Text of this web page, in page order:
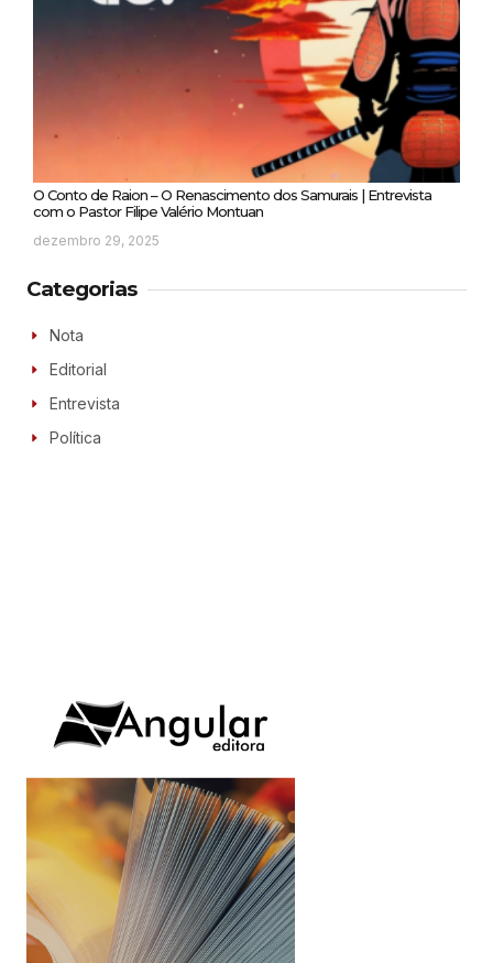
O Conto de Raion – O Renascimento dos Samurais | Entrevista
com o Pastor Filipe Valério Montuan
dezembro 29, 2025
Categorias
Nota
Editorial
Entrevista
Política